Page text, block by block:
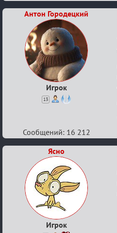
Антон Городецкий
Игрок
13
Сообщений: 16 212
Ясно
Игрок